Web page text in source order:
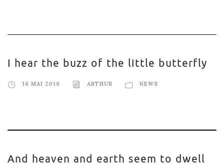
I hear the buzz of the little butterfly
16 MAI 2016 ARTHUR NEWS
And heaven and earth seem to dwell